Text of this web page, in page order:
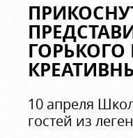
10 апреля
гостей из